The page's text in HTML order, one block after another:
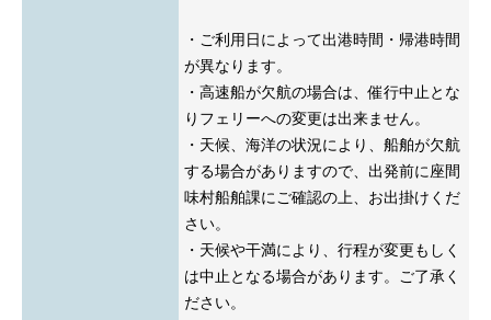
・ご利用日によって出港時間・帰港時間
が異なります。
・高速船が欠航の場合は、催行中止とな
りフェリーへの変更は出来ません。
・天候、海洋の状況により、船舶が欠航
する場合がありますので、出発前に座間
味村船舶課にご確認の上、お出掛けくだ
さい。
・天候や干満により、行程が変更もしく
は中止となる場合があります。ご了承く
ださい。